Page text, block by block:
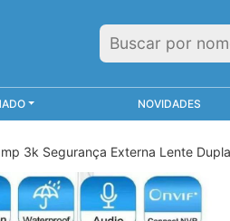
NOVIDADES
3k Segurança Externa Lente